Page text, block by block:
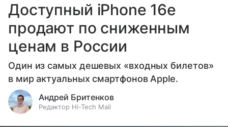
Доступный iPhone 16e
продают по сниженным
ценам в России
Один из самых дешевых «входных билетов»
в мир актуальных смартфонов Apple.
Андрей Бритенков
Редактор Hi-Tech Mail